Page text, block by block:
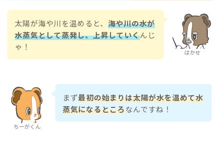
はかせ
太陽が海や川を温めると、 海や川の水が
水蒸気として蒸発し、上昇していくんじ
ゃ！
ちーがくん
まず最初の始まりは太陽が水を温めて水
蒸気になるところなんですね！